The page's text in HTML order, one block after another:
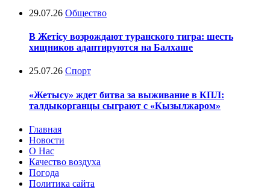
29.07.26 Общество
В Жетісу возрождают туранского тигра: шесть
хищников адаптируются на Балхаше
25.07.26 Спорт
«Жетысу» ждет битва за выживание в КПЛ:
талдыкорганцы сыграют с «Кызылжаром»
Главная
Новости
О Нас
Качество воздуха
Погода
Политика сайта